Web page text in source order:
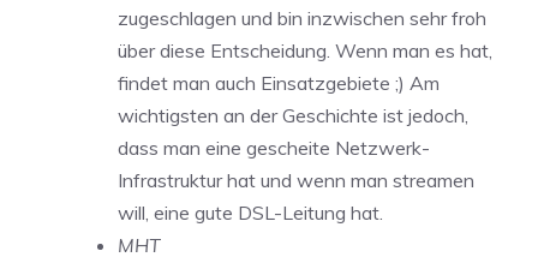
zugeschlagen und bin inzwischen sehr froh
über diese Entscheidung. Wenn man es hat,
findet man auch Einsatzgebiete ;) Am
wichtigsten an der Geschichte ist jedoch,
dass man eine gescheite Netzwerk-
Infrastruktur hat und wenn man streamen
will, eine gute DSL-Leitung hat.
MHT